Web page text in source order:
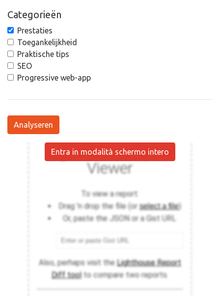
Categorieën
Prestaties
Toegankelijkheid
Praktische tips
SEO
Progressive web-app
Analyseren
Entra in modalità schermo intero